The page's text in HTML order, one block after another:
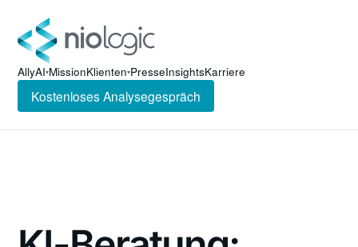
AllyAI▾MissionKlienten▾PresseInsightsKarriere
Kostenloses Analysegespräch